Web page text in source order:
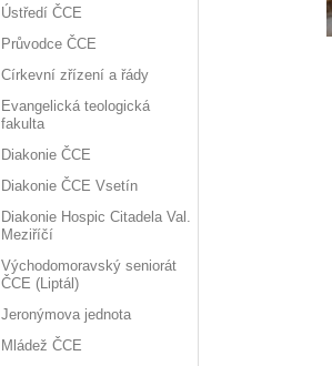
Ústředí ČCE
Průvodce ČCE
Církevní zřízení a řády
Evangelická teologická
fakulta
Diakonie ČCE
Diakonie ČCE Vsetín
Diakonie Hospic Citadela Val.
Meziříčí
Východomoravský seniorát
ČCE (Liptál)
Jeronýmova jednota
Mládež ČCE